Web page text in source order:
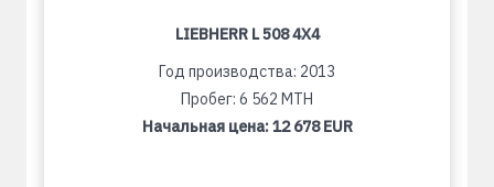
LIEBHERR L 508 4X4
Год производства: 2013
Пробег: 6 562 MTH
Начальная цена:12 678 EUR